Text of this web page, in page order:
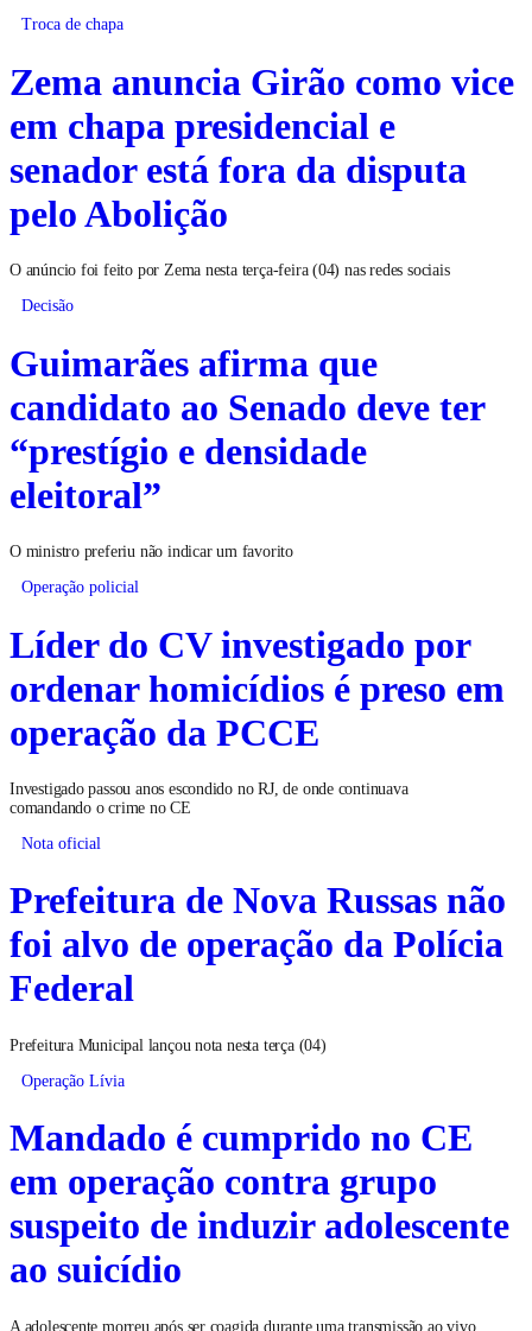
Troca de chapa
Zema anuncia Girão como vice
em chapa presidencial e
senador está fora da disputa
pelo Abolição
O anúncio foi feito por Zema nesta terça-feira (04) nas redes sociais
Decisão
Guimarães afirma que
candidato ao Senado deve ter
“prestígio e densidade
eleitoral”
O ministro preferiu não indicar um favorito
Operação policial
Líder do CV investigado por
ordenar homicídios é preso em
operação da PCCE
Investigado passou anos escondido no RJ, de onde continuava
comandando o crime no CE
Nota oficial
Prefeitura de Nova Russas não
foi alvo de operação da Polícia
Federal
Prefeitura Municipal lançou nota nesta terça (04)
Operação Lívia
Mandado é cumprido no CE
em operação contra grupo
suspeito de induzir adolescente
ao suicídio
A adolescente morreu após ser coagida durante uma transmissão ao vivo